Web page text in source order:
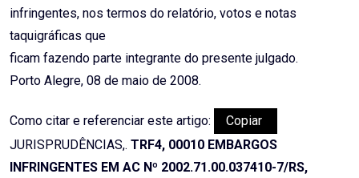
infringentes, nos termos do relatório, votos e notas
taquigráficas que
ficam fazendo parte integrante do presente julgado.
Porto Alegre, 08 de maio de 2008.
Como citar e referenciar este artigo:
Copiar
JURISPRUDÊNCIAS,. TRF4, 00010 EMBARGOS
INFRINGENTES EM AC Nº 2002.71.00.037410-7/RS,